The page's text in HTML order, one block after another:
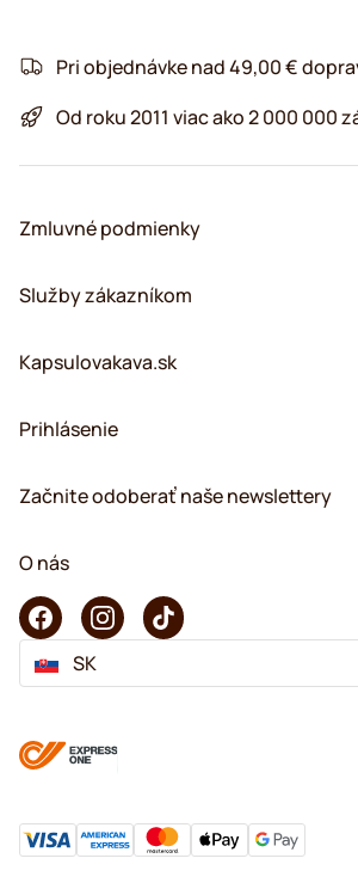
Pri objednávke nad 49,00 €
Od roku 2011 viac ako 2 000 000
Zmluvné podmienky
Služby zákazníkom
Kapsulovakava.sk
Prihlásenie
Začnite odoberať naše newslettery
O nás
SK